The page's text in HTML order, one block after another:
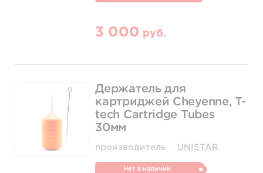
3 000 руб.
Держатель для
картриджей Cheyenne, T-
tech Cartridge Tubes
30мм
производитель UNISTAR
Нет в наличии